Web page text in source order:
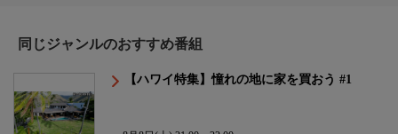
同じジャンルのおすすめ番組
【ハワイ特集】憧れの地に家を買おう #1